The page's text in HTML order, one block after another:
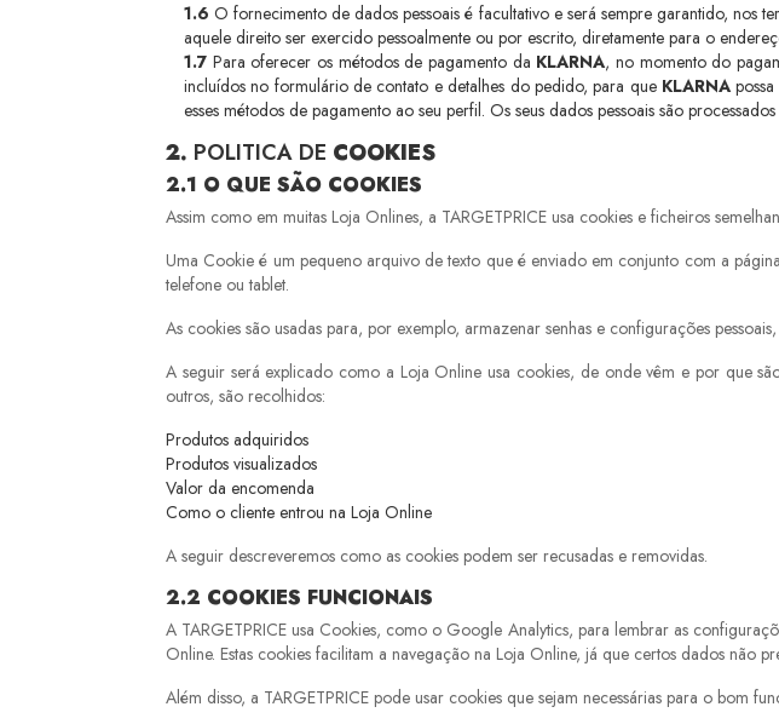
1.6 O fornecimento de dados pessoais é facultativo e será sempre garantido,
aquele direito ser exercido pessoalmente ou por escrito, diretamente para o
1.7 Para oferecer os métodos de pagamento da KLARNA, no momento do
incluídos no formulário de contato e detalhes do pedido, para queKLARNA
esses métodos de pagamento ao seu perfil. Os seus dados pessoais são
2. POLITICA DE COOKIES
2.1 O QUE SÃO COOKIES
Assim como em muitas Loja Onlines, a TARGETPRICE usa cookies e ficheiros
Uma Cookie é um pequeno arquivo de texto que é enviado em conjunto com a
telefone ou tablet.
As cookies são usadas para, por exemplo, armazenar senhas e configurações
A seguir será explicado como a Loja Online usa cookies, de onde vêm e por que
outros, são recolhidos:
Produtos adquiridos
Produtos visualizados
Valor da encomenda
Como o cliente entrou na Loja Online
A seguir descreveremos como as cookies podem ser recusadas e removidas.
2.2 COOKIES FUNCIONAIS
A TARGETPRICE usa Cookies, como o Google Analytics, para lembrar as
Online. Estas cookies facilitam a navegação na Loja Online, já que certos dados não
Além disso, a TARGETPRICE pode usar cookies que sejam necessárias para o bom